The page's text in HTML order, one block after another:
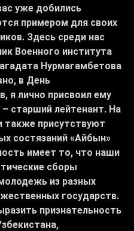
уже добились
примером для своих
Здесь среди нас
Военного института
Нурмагамбетова
в День
я лично присвоил ему
старший лейтенант. На
также присутствуют
состязаний «Айбын»
имеет то, что наши
сборы
из разных
государств.
признательность